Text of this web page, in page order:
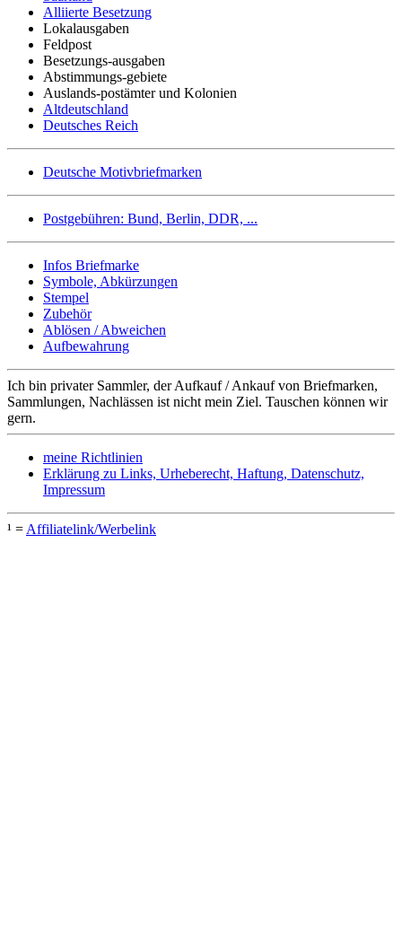
Alliierte Besetzung
Lokalausgaben
Feldpost
Besetzungs-ausgaben
Abstimmungs-gebiete
Auslands-postämter und Kolonien
Altdeutschland
Deutsches Reich
Deutsche Motivbriefmarken
Postgebühren: Bund, Berlin, DDR, ...
Infos Briefmarke
Symbole, Abkürzungen
Stempel
Zubehör
Ablösen / Abweichen
Aufbewahrung
Ich bin privater Sammler, der Aufkauf / Ankauf von Briefmarken,
Sammlungen, Nachlässen ist nicht mein Ziel. Tauschen können wir
gern.
meine Richtlinien
Erklärung zu Links, Urheberecht, Haftung, Datenschutz,
Impressum
¹ = Affiliatelink/Werbelink